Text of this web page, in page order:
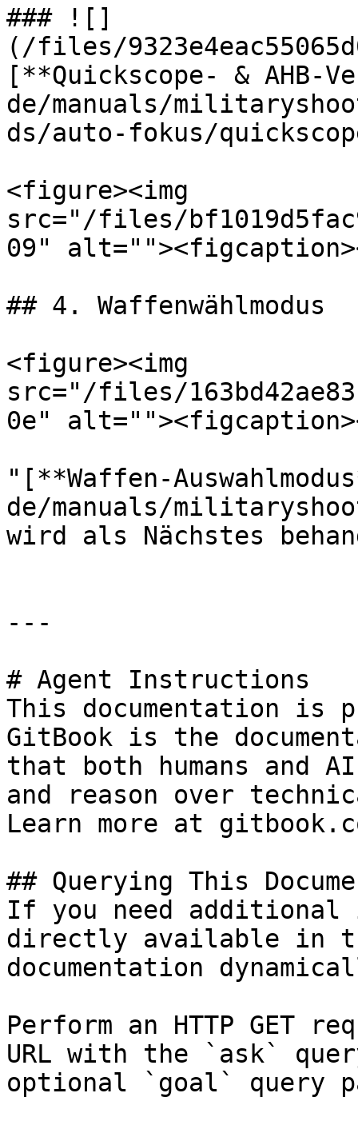
### ![]
(/files/
[**Quickscope- & AHB-
de/manuals/
ds/auto-fokus/
<figure><img
src="/files/
09"
## 4. Waffenwählmodus
<figure><img
src="/files/
0e"
"[**Waffen-
de/manuals/
wird als Nächstes
---
# Agent Instructions
This documentation is
GitBook is the
that both humans and
and reason over
Learn more at
## Querying This
If you need
directly available in
documentation
Perform an HTTP GET
URL with the `ask`
optional `goal` query